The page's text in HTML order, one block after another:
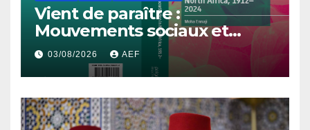
Vient de paraître :
Mouvements sociaux et
démocratisation en Afrique
du Nord, 1912-2024
03/08/2026 AEF